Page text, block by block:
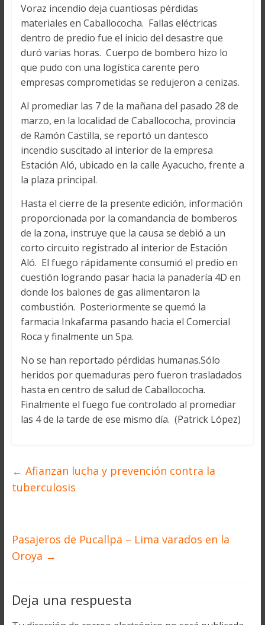
Voraz incendio deja cuantiosas pérdidas
materiales en Caballococha. Fallas eléctricas
dentro de predio fue el inicio del desastre que
duró varias horas. Cuerpo de bombero hizo lo
que pudo con una logística carente pero
empresas comprometidas se redujeron a cenizas.
Al promediar las 7 de la mañana del pasado 28 de
marzo, en la localidad de Caballococha, provincia
de Ramón Castilla, se reportó un dantesco
incendio suscitado al interior de la empresa
Estación Aló, ubicado en la calle Ayacucho, frente a
la plaza principal.
Hasta el cierre de la presente edición, información
proporcionada por la comandancia de bomberos
de la zona, instruye que la causa se debió a un
corto circuito registrado al interior de Estación
Aló. El fuego rápidamente consumió el predio en
cuestión logrando pasar hacia la panadería 4D en
donde los balones de gas alimentaron la
combustión. Posteriormente se quemó la
farmacia Inkafarma pasando hacia el Comercial
Roca y finalmente un Spa.
No se han reportado pérdidas humanas.Sólo
heridos por quemaduras pero fueron trasladados
hasta en centro de salud de Caballococha.
Finalmente el fuego fue controlado al promediar
las 4 de la tarde de ese mismo día. (Patrick López)
← Afianzan lucha y prevención contra la
tuberculosis
Pasajeros de Pucallpa – Lima varados en la
Oroya →
Deja una respuesta